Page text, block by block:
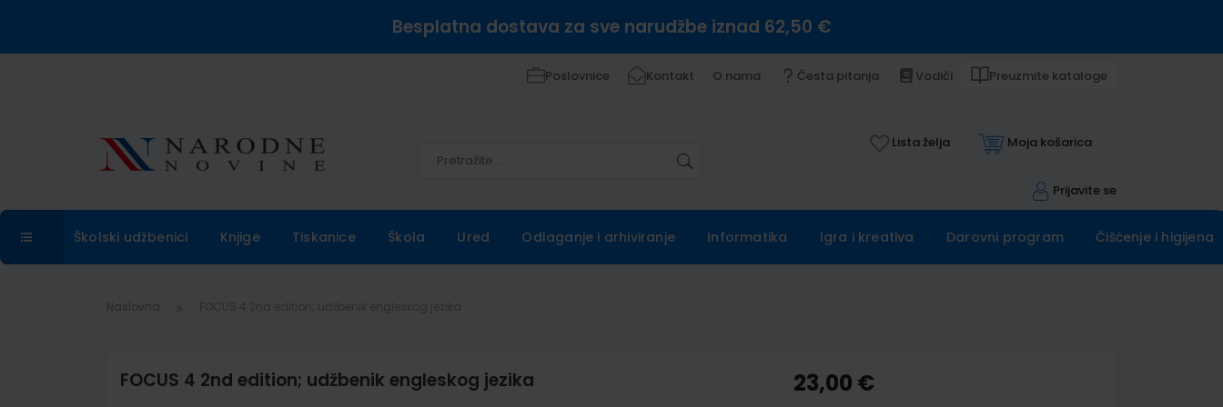
Besplatna dostava za sve narudžbe iznad 62,50 €
Poslovnice Kontakt O nama Česta pitanja Vodiči Preuzmite kataloge
Lista želja Moja košarica
Prijavite se
Školski udžbenici Knjige Tiskanice Škola Ured Odlaganje i arhiviranje Informatika Igra i kreativa Darovni program Čišćenje i higijena
Naslovna
FOCUS 4 2nd edition; udžbenik engleskog jezika 23,00 €